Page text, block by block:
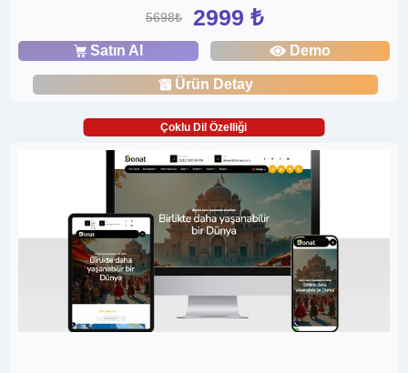
5698₺ 2999 ₺
Satın Al Demo
Ürün Detay
Çoklu Dil Özelliği